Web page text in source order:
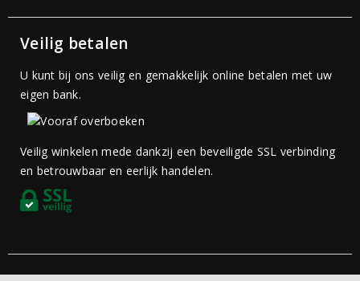
Veilig betalen
U kunt bij ons veilig en gemakkelijk online betalen met uw
eigen bank.
Veilig winkelen mede dankzij een beveiligde SSL verbinding
en betrouwbaar en eerlijk handelen.